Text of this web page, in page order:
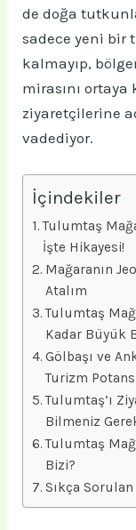
de doğa
sadece yeni bir
kalmayıp,
mirasını
ziyaretçilerine
vadediyor.
İçindekiler
Tulumtaş
İşte Hikayesi!
Mağaranın
Atalım
Tulumtaş
Kadar Büyük
Gölbaşı ve
Turizm
Tulumtaş’ı
Bilmeniz
Tulumtaş
Bizi?
Sıkça